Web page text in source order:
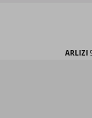
ARLIZI